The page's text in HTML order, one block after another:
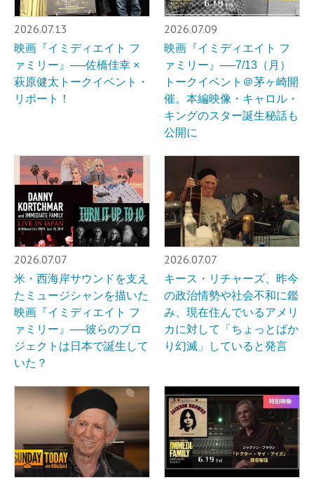
2026.07.13
映画『イミディエイト フ
ァミリー』──佐橋佳幸 ×
萩原健太トークイベント・
リポート！
2026.07.09
映画『イミディエイト フ
ァミリー』──7/13（月）
トークイベント＠茅ヶ崎開
催。本編映像・キャロル・
キングのスター誕生秘話も
公開に
2026.07.07
米・西海岸サウンドを支え
たミュージシャンを描いた
映画『イミディエイト フ
ァミリー』──彼らのプロ
ジェクトは日本で誕生して
いた？
2026.07.07
キース・リチャーズ、昨今
の政治情勢や社会不和に鑑
み、現在住んでいるアメリ
カに対して「ちょっとばか
り幻滅」していると発言